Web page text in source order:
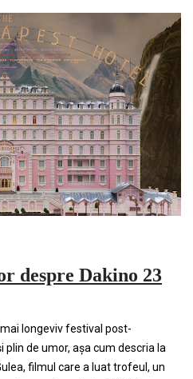
despre Dakino 23
longeviv festival post-
plin de umor, așa cum descria la
filmul care a luat trofeul, un